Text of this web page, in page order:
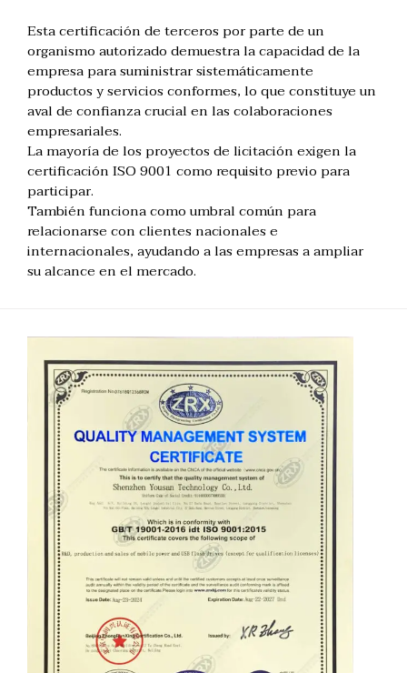
Esta certificación de terceros por parte de un
organismo autorizado demuestra la capacidad de la
empresa para suministrar sistemáticamente
productos y servicios conformes, lo que constituye un
aval de confianza crucial en las colaboraciones
empresariales.
La mayoría de los proyectos de licitación exigen la
certificación ISO 9001 como requisito previo para
participar.
También funciona como umbral común para
relacionarse con clientes nacionales e
internacionales, ayudando a las empresas a ampliar
su alcance en el mercado.